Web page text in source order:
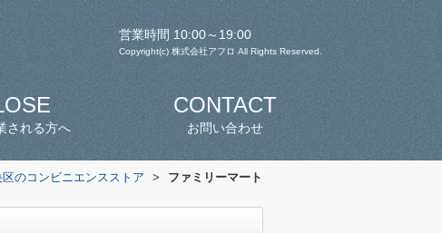
営業時間 10:00～19:00
Copyright(c) 株式会社アフロ All Rights Reserved.
される方へ
CONTACT
お問い合わせ
のコンビニエンスストア >
ファミリーマート